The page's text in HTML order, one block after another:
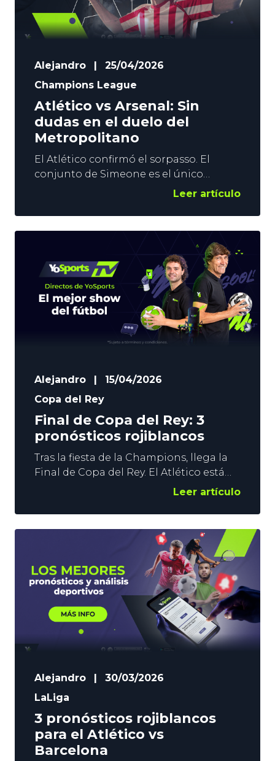
Alejandro
25/04/2026
Champions League
Atlético vs Arsenal: Sin
dudas en el duelo del
Metropolitano
El Atlético confirmó el sorpasso. El
conjunto de Simeone es el único
superviviente de LaLiga en las
miércoles al Arsenal en un duelo que se
prevé espectacular. En YoSports nos
volcamos con los colchoneros, y no
tenemos dudas. Os damos 3
pronósticos rojiblancos para el Atlético
vs Arsenal. Contenido:
Leer artículo
Alejandro |
15/04/2026
Copa del Rey
Final de Copa del Rey: 3
pronósticos rojiblancos
Tras la fiesta de la Champions, llega la
Final de Copa del Rey. El Atlético está
viviendo una semana espectacular, que
Sociedad. En YoSports nos ponemos la
camiseta rojiblanca para lanzar 3
pronósticos colchoneros para la Final.
Contenido: El Atlético gana en 90
minutos Comenzamos por el mercado
Leer artículo
Alejandro |
30/03/2026
LaLiga
3 pronósticos rojiblancos
para el Atlético vs
Barcelona